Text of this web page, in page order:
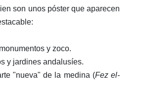
son unos póster que aparecen
y zoco.
y jardines andalusíes.
"nueva" de la medina (Fez el-